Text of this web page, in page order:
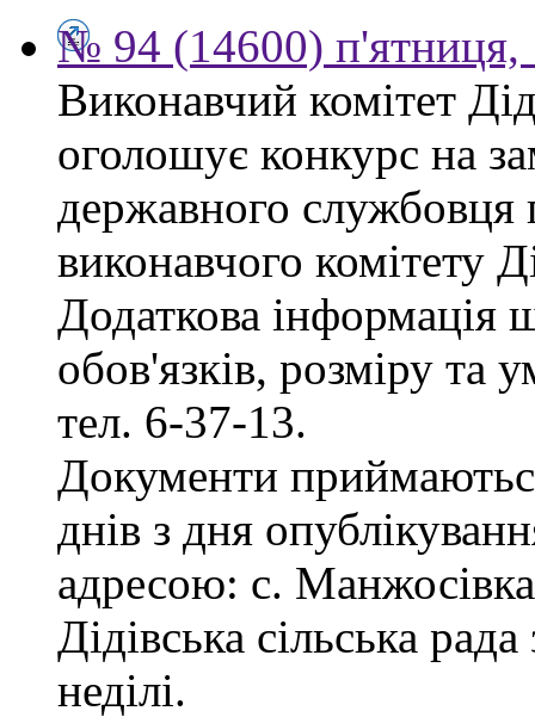
№ 94 (14600) п'ятниця,
Виконавчий комітет
оголошує конкурс на
державного службовця
виконавчого комітету
Додаткова інформація
обов'язків, розміру та
тел. 6-37-13.
Документи
днів з дня
адресою: с.
Дідівська сільська
неділі.